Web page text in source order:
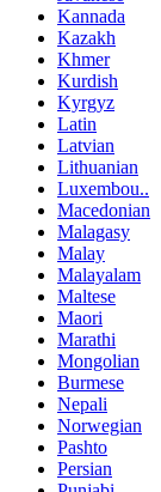
Kannada
Kazakh
Khmer
Kurdish
Kyrgyz
Latin
Latvian
Lithuanian
Luxembou..
Macedonian
Malagasy
Malay
Malayalam
Maltese
Maori
Marathi
Mongolian
Burmese
Nepali
Norwegian
Pashto
Persian